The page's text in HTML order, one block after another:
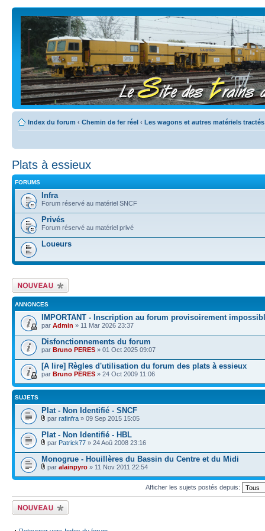
Index du forum ‹ Chemin de fer réel ‹ Les wagons et autres matériels tractés
Plats à essieux
FORUMS
Infra
Forum réservé au matériel SNCF
Privés
Forum réservé au matériel privé
Loueurs
Écrire un nouveau
sujet
ANNONCES
IMPORTANT - Inscription au forum provisoirement
par Admin » 11 Mar 2026 23:37
Disfonctionnements du forum
par Bruno PERES » 01 Oct 2025 09:07
[A lire] Règles d'utilisation du forum des plats à essieux
par Bruno PERES » 24 Oct 2009 11:06
SUJETS
Plat - Non Identifié - SNCF
par rafinfra » 09 Sep 2015 15:05
Plat - Non Identifié - HBL
par Patrick77 » 24 Aoû 2008 23:16
Monogrue - Houillères du Bassin du Centre et du Midi
par alainpyro » 11 Nov 2011 22:54
Afficher les sujets postés depuis:
Écrire un nouveau
sujet